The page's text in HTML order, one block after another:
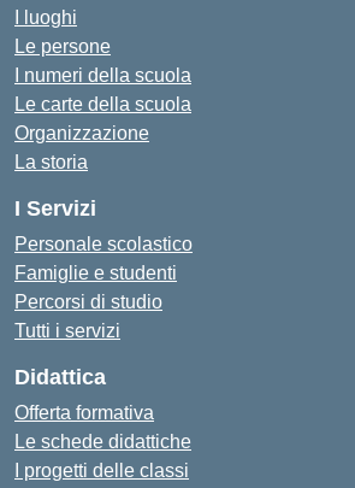
I luoghi
Le persone
I numeri della scuola
Le carte della scuola
Organizzazione
La storia
I Servizi
Personale scolastico
Famiglie e studenti
Percorsi di studio
Tutti i servizi
Didattica
Offerta formativa
Le schede didattiche
I progetti delle classi